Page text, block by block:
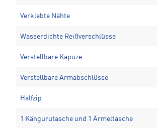
Verklebte Nähte
Wasserdichte Reißverschlüsse
Verstellbare Kapuze
Verstellbare Armabschlüsse
Halfzip
1 Kängurutasche und 1 Ärmeltasche